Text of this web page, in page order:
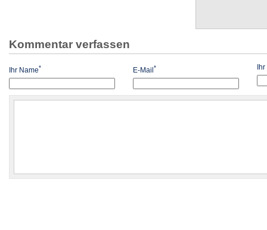
Kommentar verfassen
Ihr Name* E-Mail* Ihr